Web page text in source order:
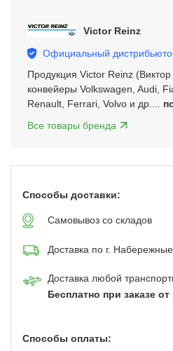
Victor Reinz
Официальный
Продукция Victor Reinz
конвейеры Volkswagen, Audi,
Renault, Ferrari, Volvo и др....
Все товары бренда
Способы доставки:
Самовывоз со складов
Доставка по г.
Доставка любой
Бесплатно при заказе от
Способы оплаты: